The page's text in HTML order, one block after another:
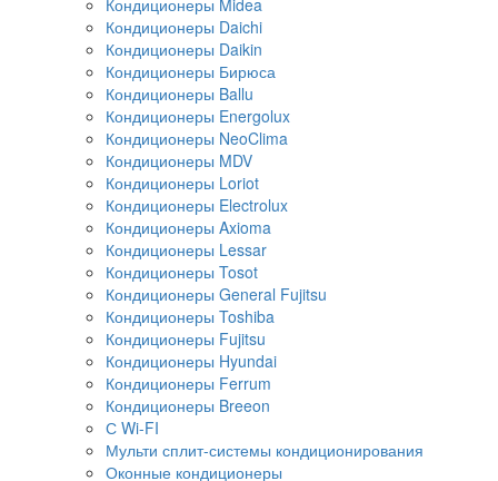
Кондиционеры Midea
Кондиционеры Daichi
Кондиционеры Daikin
Кондиционеры Бирюса
Кондиционеры Ballu
Кондиционеры Energolux
Кондиционеры NeoClima
Кондиционеры MDV
Кондиционеры Loriot
Кондиционеры Electrolux
Кондиционеры Axioma
Кондиционеры Lessar
Кондиционеры Tosot
Кондиционеры General Fujitsu
Кондиционеры Toshiba
Кондиционеры Fujitsu
Кондиционеры Hyundai
Кондиционеры Ferrum
Кондиционеры Breeon
С Wi-FI
Мульти сплит-системы кондиционирования
Оконные кондиционеры